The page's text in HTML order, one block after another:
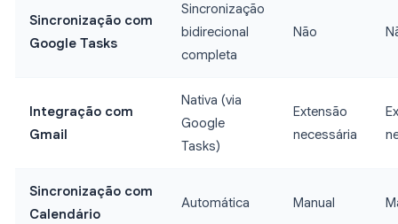
Sincronização com
Google Tasks
Sincronização
bidirecional
completa
Não
Integração com
Gmail
Nativa (via
Google
Tasks)
Extensão
necessária
Sincronização com
Calendário
Automática Manual